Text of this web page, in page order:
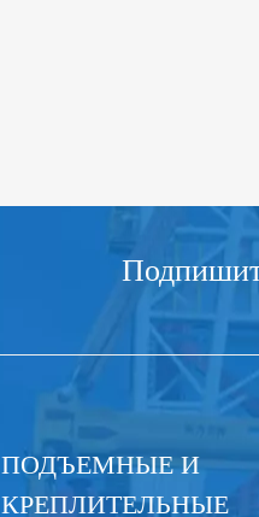
ПОДЪЕМНЫЕ И
КРЕПЛИТЕЛЬНЫЕ